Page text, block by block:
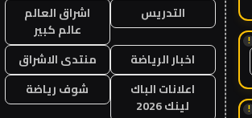
!
!
التدريس
اشراق العالم
عالم كبير
اخبار الرياضة
منتدى الاشراق
اعلانات الباك
لينك 2026
شوف رياضة